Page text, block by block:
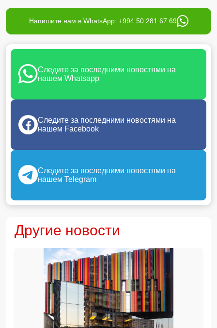
Напишите нам в WhatsApp: +994 50 281 67 69
Следите за последними новостями на
нашем Whatsapp
Следите за последними новостями на
нашем Facebook
Следите за последними новостями на
нашем Telegram
Другие новости